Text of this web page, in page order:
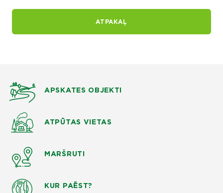
ATPAKAĻ
APSKATES OBJEKTI
ATPŪTAS VIETAS
MARŠRUTI
KUR PAĒST?